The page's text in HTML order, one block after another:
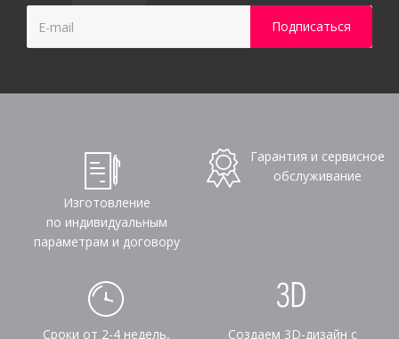
Изготовление
по индивидуальным
параметрам и договору
Гарантия и сервисное
обслуживание
Сроки от 2-4 недель, Создаем 3D-дизайн с